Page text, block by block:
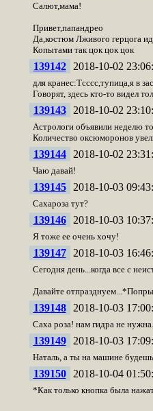
Салют,мама!
Привет,папандрео
Да,костюм Лживого герцога
Копытами так цок цок цок
139142 2018-10-02
для кранес:Тсссс,тупица,я в
Говорят, здесь кто-то видел
139143 2018-10-02
Астрологи объявили неделю
Количество оксюморонов
139144 2018-10-02
Чаю давай!
139145 2018-10-03
Сахароза тут?
139146 2018-10-03
Я тоже ее очень хочу!
139147 2018-10-03
Сегодня день...когда все с
Давайте
139148 2018-10-03
Саха роза! нам гидра не
139149 2018-10-03
Наталь, а ты на машине
139150 2018-10-04
*Как только кнопка была